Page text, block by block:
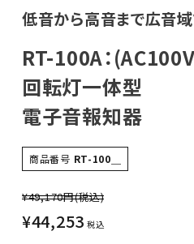
低音から高音まで広音
RT-100A：
回転灯一体型
電子音報知器
商品番号 RT-100＿
¥49,170円(税込)
¥44,253 税込